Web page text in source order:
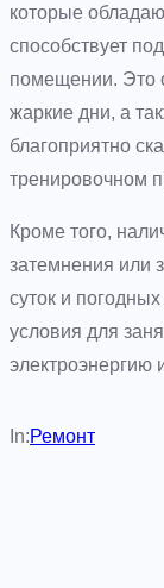
которые
способствует
помещении. Это
жаркие дни, а
благоприятно
тренировочном
Кроме того,
затемнения или
суток и
условия для
электроэнергию
In:Ремонт